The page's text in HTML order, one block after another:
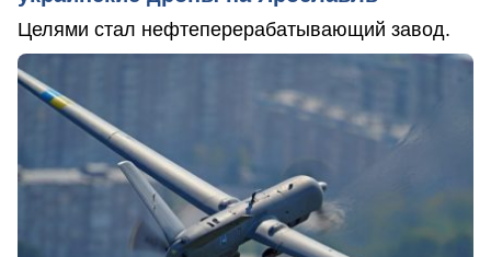
Целями стал нефтеперерабатывающий завод.